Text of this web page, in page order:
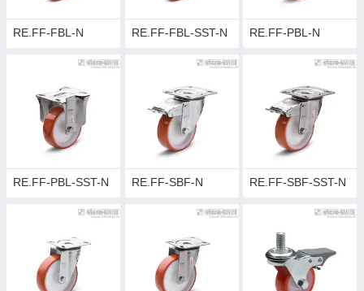
RE.FF-FBL-N RE.FF-FBL-SST-N RE.FF-PBL-N
RE.FF-PBL-SST-N RE.FF-SBF-N RE.FF-SBF-SST-N